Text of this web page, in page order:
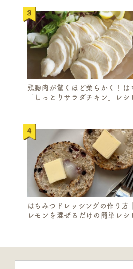
鶏胸肉が驚くほど柔らかく！は
「しっとりサラダチキン」レ
はちみつドレッシングの作り方
レモンを混ぜるだけの簡単レシ